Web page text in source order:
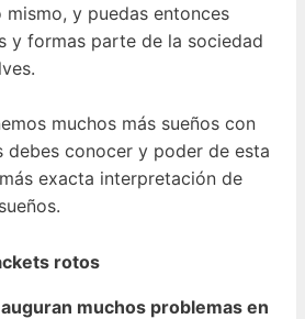
y puedas entonces
y formas parte de la sociedad
muchos más sueños con
debes conocer y poder de esta
exacta interpretación de
rotos
auguran muchos problemas en